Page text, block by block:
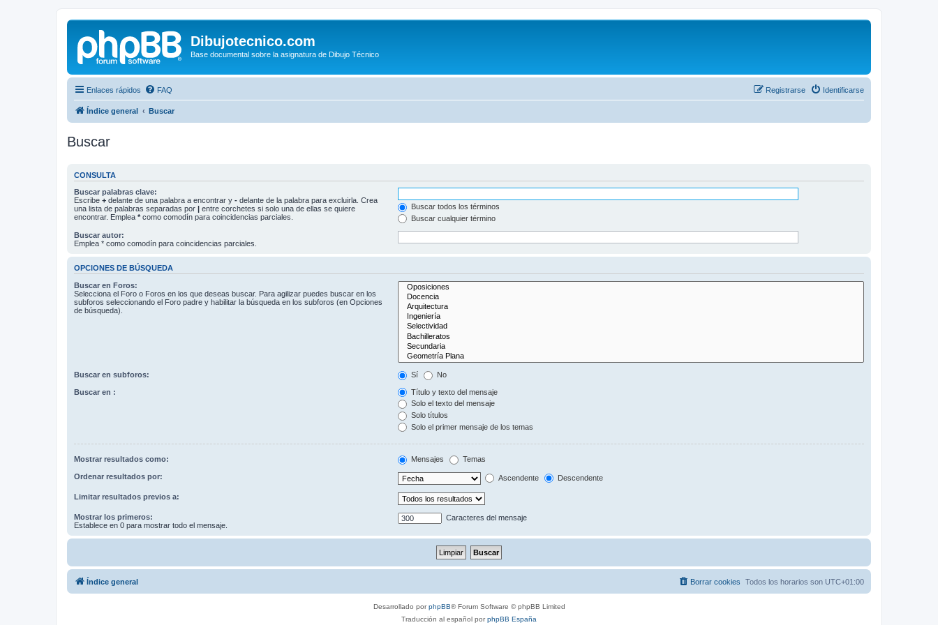
Dibujotecnico.com
Base documental sobre la asignatura de Dibujo Técnico
Enlaces rápidos FAQ Identificarse
Registrarse
Índice general Buscar
Buscar
CONSULTA
Buscar palabras clave:
Escribe + delante de una palabra a encontrar y - delante de la palabra para excluirla. Crea
una lista de palabras separadas por | entre corchetes si solo una de ellas se quiere
encontrar. Emplea * como comodín para coincidencias parciales.
Buscar todos los términos
Buscar cualquier término
Buscar autor:
Emplea * como comodín para coincidencias parciales.
OPCIONES DE BÚSQUEDA
Buscar en Foros:
Selecciona el Foro o Foros en los que deseas buscar. Para agilizar puedes buscar en los
subforos seleccionando el Foro padre y habilitar la búsqueda en los subforos (en Opciones
de búsqueda).
Buscar en subforos: Sí No
Buscar en :
Título y texto del mensaje
Solo el texto del mensaje
Solo títulos
Solo el primer mensaje de los temas
Mostrar resultados como: Mensajes Temas
Ordenar resultados por: Ascendente Descendente
Limitar resultados previos a:
Mostrar los primeros:
Establece en 0 para mostrar todo el mensaje.
Caracteres del mensaje
Índice general Todos los horarios son UTC+01:00
Borrar cookies
Desarrollado porphpBB® Forum Software © phpBB Limited
Traducción al español porphpBB España